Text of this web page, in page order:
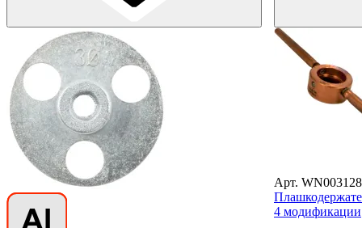
Арт.
4 модификации